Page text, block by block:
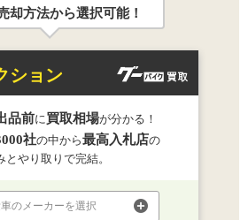
却方法から選択可能！
ション
品前に 買取相場が分かる！
社の中から最高入札店の
とやり取りで完結。
のメーカーを選択